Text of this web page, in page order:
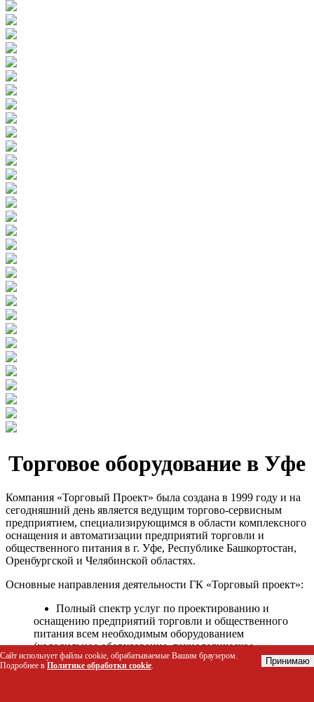
Торговое оборудование в Уфе
Компания «Торговый Проект» была создана в 1999 году и на
сегодняшний день является ведущим торгово-сервисным
предприятием, специализирующимся в области комплексного
оснащения и автоматизации предприятий торговли и
общественного питания в г. Уфе, Республике Башкортостан,
Оренбургской и Челябинской областях.
Основные направления деятельности ГК «Торговый проект»:
Полный спектр услуг по проектированию и
оснащению предприятий торговли и общественного
питания всем необходимым оборудованием
(холодильное оборудование, технологическое
оборудование, стеллажное оборудование и т.д.);
Автоматизация торговых процессов и внедрения
Сайт использует файлы cookie, обрабатываемые Вашим браузером.
Подробнее в Политике обработки cookie. Принимаю